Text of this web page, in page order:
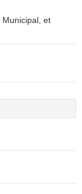
Municipal, et